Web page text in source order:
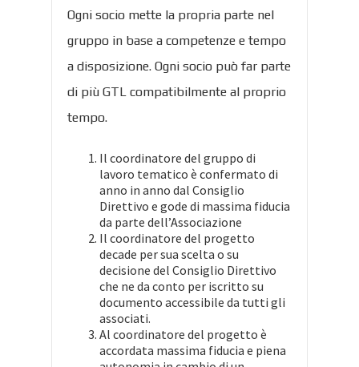
Ogni socio mette la propria parte nel
gruppo in base a competenze e tempo
a disposizione. Ogni socio può far parte
di più GTL compatibilmente al proprio
tempo.
Il coordinatore del gruppo di
lavoro tematico è confermato di
anno in anno dal Consiglio
Direttivo e gode di massima fiducia
da parte dell’Associazione
Il coordinatore del progetto
decade per sua scelta o su
decisione del Consiglio Direttivo
che ne da conto per iscritto su
documento accessibile da tutti gli
associati.
Al coordinatore del progetto è
accordata massima fiducia e piena